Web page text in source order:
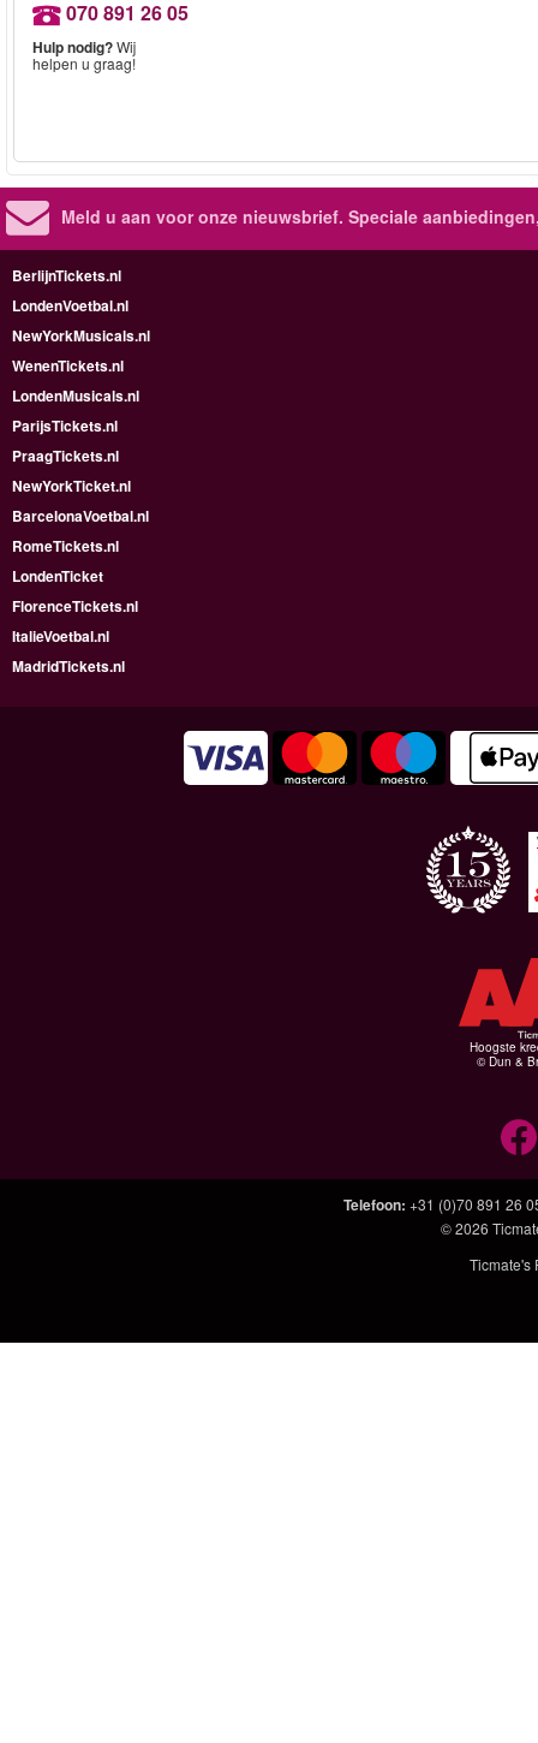
070 891 26 05
Hulp nodig?Wij
helpen u graag!
Meld u aan voor onze nieuwsbrief. Speciale
BerlijnTickets.nl
LondenVoetbal.nl
NewYorkMusicals.nl
WenenTickets.nl
LondenMusicals.nl
ParijsTickets.nl
PraagTickets.nl
NewYorkTicket.nl
BarcelonaVoetbal.nl
RomeTickets.nl
LondenTicket
FlorenceTickets.nl
ItalieVoetbal.nl
MadridTickets.nl
Hoogste
© Dun &
Telefoon: +31 (0)70 891 26
© 2026
Ticmate's